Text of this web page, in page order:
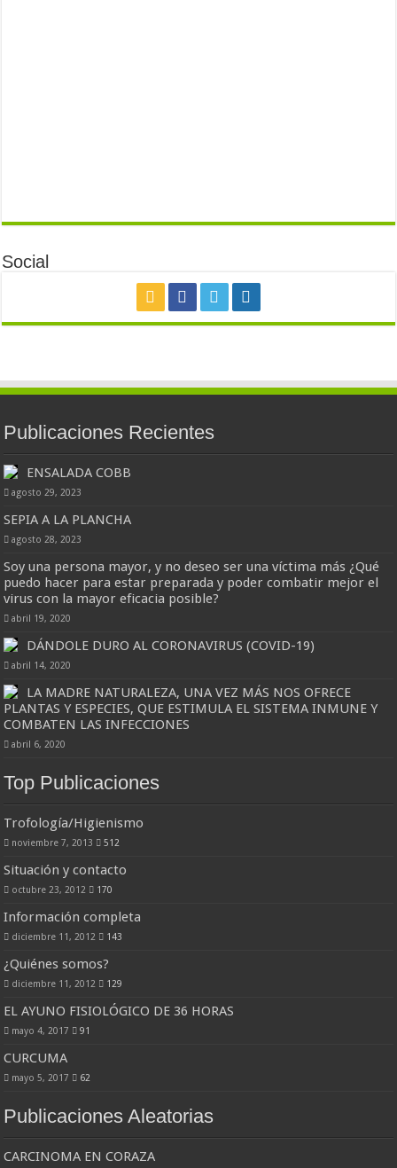
Social
Publicaciones Recientes
ENSALADA COBB
agosto 29, 2023
SEPIA A LA PLANCHA
agosto 28, 2023
Soy una persona mayor, y no deseo ser una víctima más ¿Qué
puedo hacer para estar preparada y poder combatir mejor el
virus con la mayor eficacia posible?
abril 19, 2020
DÁNDOLE DURO AL CORONAVIRUS (COVID-19)
abril 14, 2020
LA MADRE NATURALEZA, UNA VEZ MÁS NOS OFRECE
PLANTAS Y ESPECIES, QUE ESTIMULA EL SISTEMA INMUNE Y
COMBATEN LAS INFECCIONES
abril 6, 2020
Top Publicaciones
Trofología/Higienismo
noviembre 7, 2013 512
Situación y contacto
octubre 23, 2012 170
Información completa
diciembre 11, 2012 143
¿Quiénes somos?
diciembre 11, 2012 129
EL AYUNO FISIOLÓGICO DE 36 HORAS
mayo 4, 2017 91
CURCUMA
mayo 5, 2017 62
Publicaciones Aleatorias
CARCINOMA EN CORAZA